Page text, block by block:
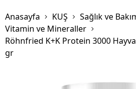
Anasayfa KUŞ
Sağlık ve
Vitamin ve Mineraller
Röhnfried K+K Protein 3000
gr